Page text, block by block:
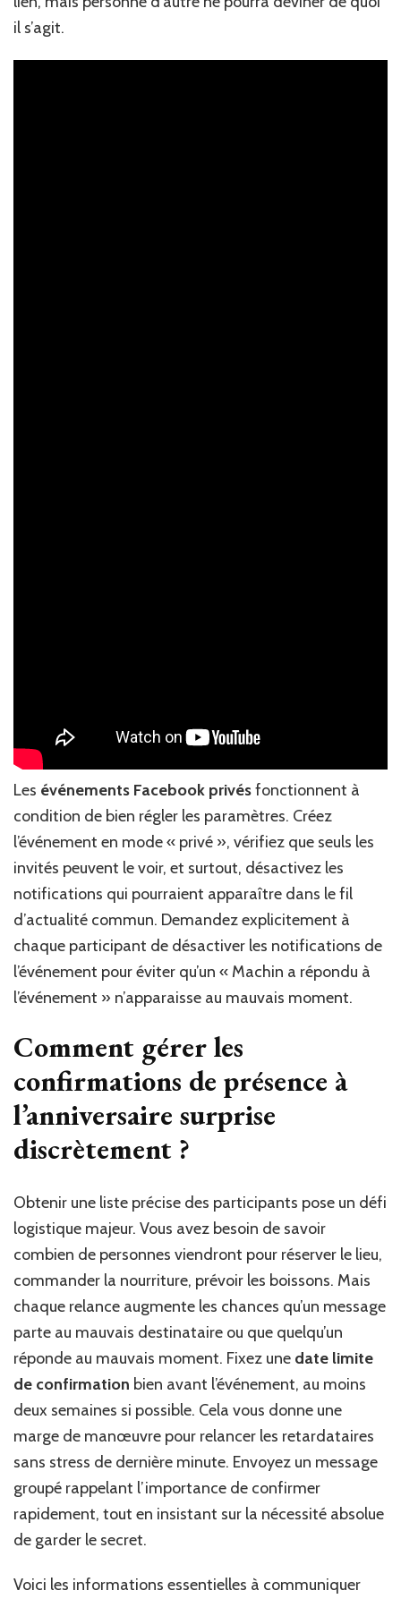
il s’agit.
Les événements Facebook privésfonctionnent à
condition de bien régler les paramètres. Créez
l’événement en mode « privé », vérifiez que seuls les
invités peuvent le voir, et surtout, désactivez les
notifications qui pourraient apparaître dans le fil
d’actualité commun. Demandez explicitement à
chaque participant de désactiver les notifications de
l’événement pour éviter qu’un « Machin a répondu à
l’événement » n’apparaisse au mauvais moment.
Comment gérer les
confirmations de présence à
l’anniversaire surprise
discrètement ?
Obtenir une liste précise des participants pose un défi
logistique majeur. Vous avez besoin de savoir
combien de personnes viendront pour réserver le lieu,
commander la nourriture, prévoir les boissons. Mais
chaque relance augmente les chances qu’un message
parte au mauvais destinataire ou que quelqu’un
réponde au mauvais moment. Fixez une date limite
de confirmation bien avant l’événement, au moins
deux semaines si possible. Cela vous donne une
marge de manœuvre pour relancer les retardataires
sans stress de dernière minute. Envoyez un message
groupé rappelant l’importance de confirmer
rapidement, tout en insistant sur la nécessité absolue
de garder le secret.
Voici les informations essentielles à communiquer